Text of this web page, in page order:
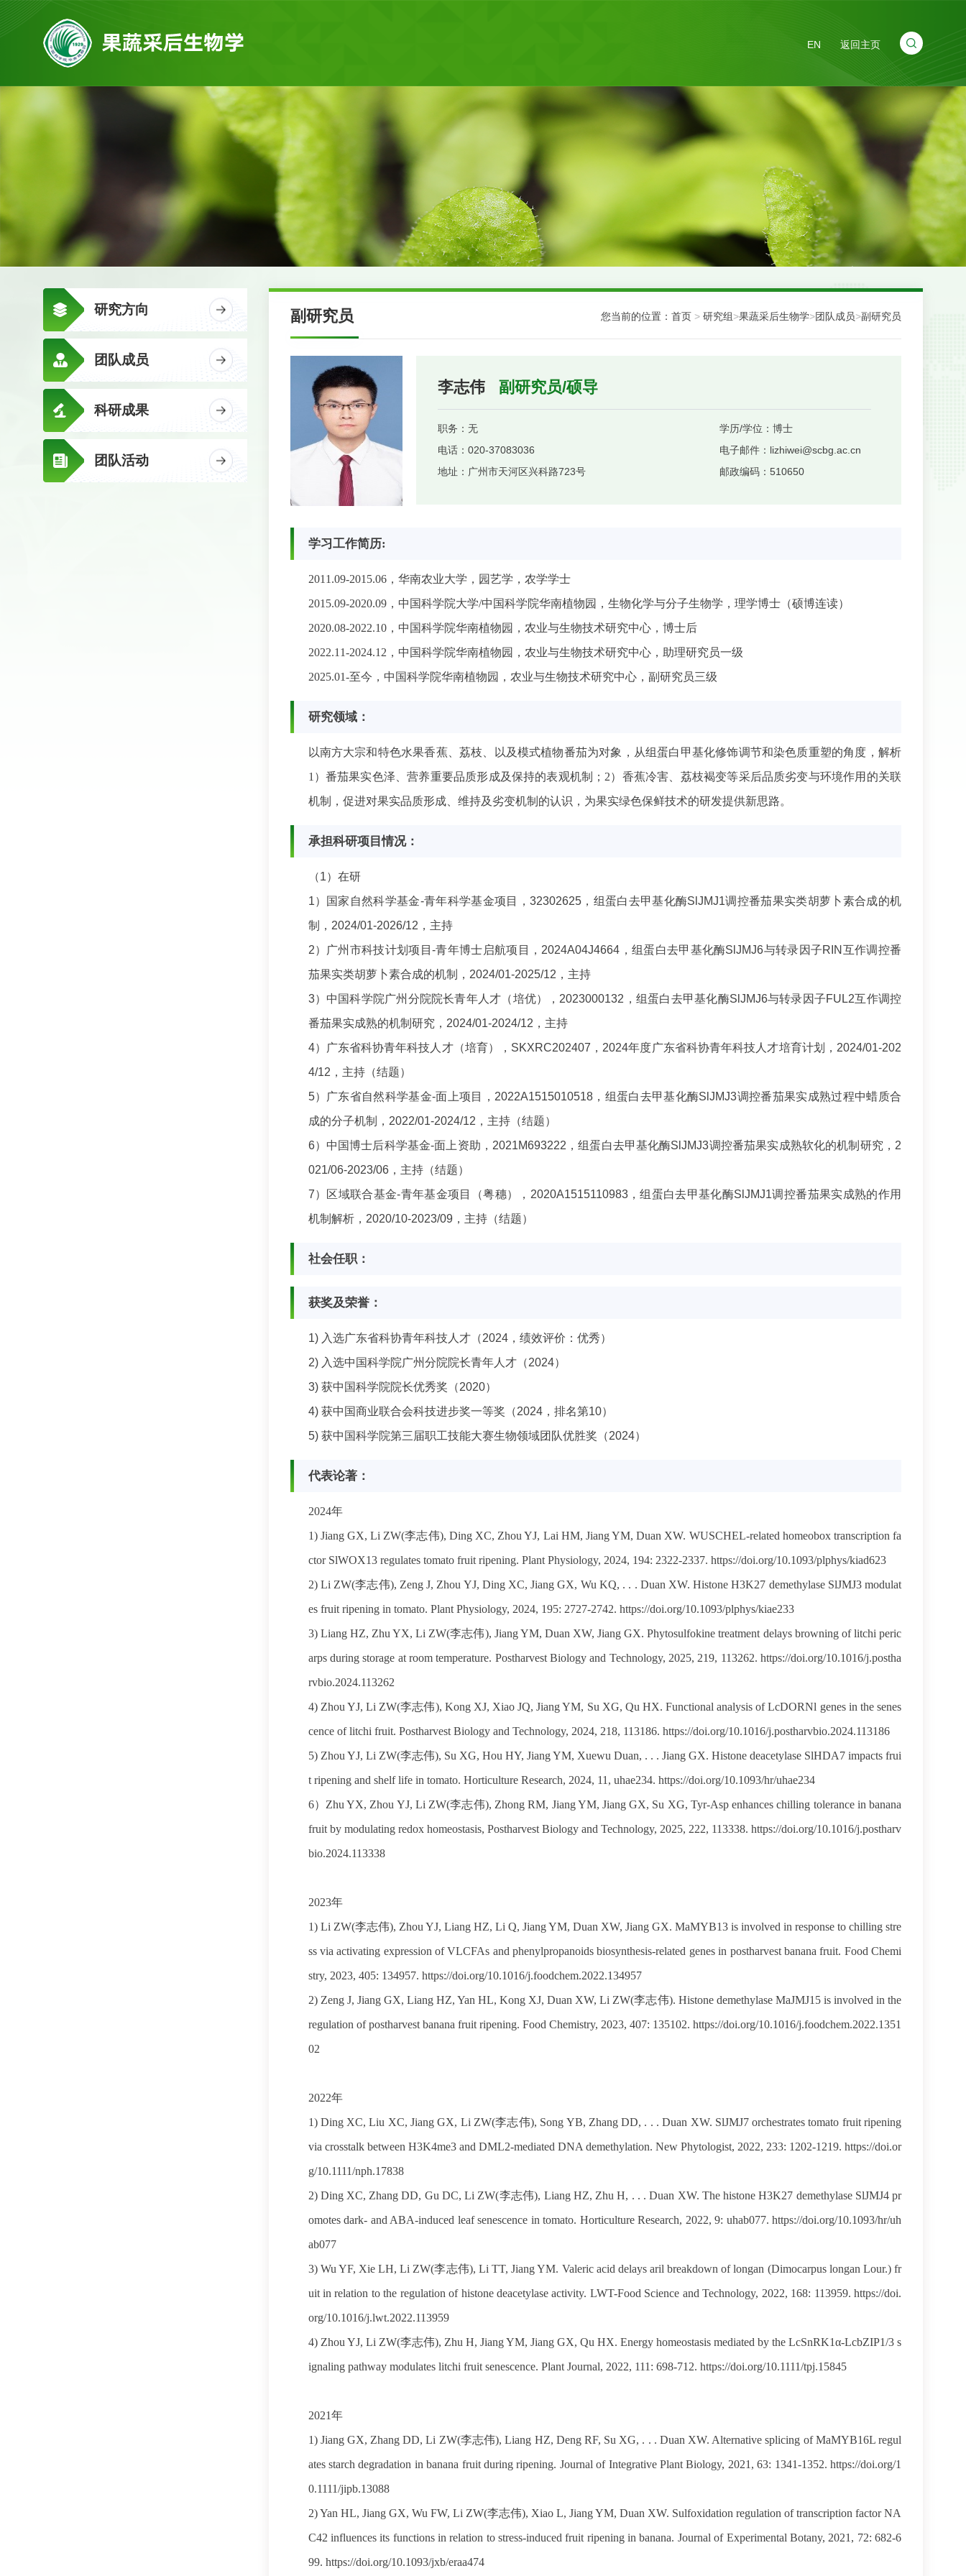
EN 返回主页
研究方向
团队成员
科研成果
团队活动
副研究员 您当前的位置： 首页 > 研究组>果蔬采后生物学>团队成员>副研究员
李志伟 副研究员/硕导
职务： 无
电话： 020-37083036
地址： 广州市天河区兴科路723号
学历/学位： 博士
电子邮件： lizhiwei@scbg.ac.cn
邮政编码： 510650
学习工作简历:
2011.09-2015.06，华南农业大学，园艺学，农学学士
2015.09-2020.09，中国科学院大学/中国科学院华南植物园，生物化学与分子生物学，理学博士（硕博连读）
2020.08-2022.10，中国科学院华南植物园，农业与生物技术研究中心，博士后
2022.11-2024.12 ，中国科学院华南植物园，农业与生物技术研究中心，助理研究员一级
2025.01-至今，中国科学院华南植物园，农业与生物技术研究中心，副研究员三级
研究领域：
以南方大宗和特色水果香蕉、荔枝、以及模式植物番茄为对象，从组蛋白甲基化修饰调节和染色质重塑的角度，解析
1 ）番茄果实色泽、营养重要品质形成及保持的表观机制； 2）香蕉冷害、荔枝褐变等采后品质劣变与环境作用的关联
机制，促进对果实品质形成、维持及劣变机制的认识，为果实绿色保鲜技术的研发提供新思路。
承担科研项目情况：
（1）在研
1）国家自然科学基金-青年科学基金项目，32302625，组蛋白去甲基化酶SlJMJ1调控番茄果实类胡萝卜素合成的机
制，2024/01-2026/12，主持
2）广州市科技计划项目-青年博士启航项目，2024A04J4664，组蛋白去甲基化酶SlJMJ6与转录因子RIN互作调控番
茄果实类胡萝卜素合成的机制，2024/01-2025/12，主持
3）中国科学院广州分院院长青年人才（培优），2023000132，组蛋白去甲基化酶SlJMJ6与转录因子FUL2互作调控
番茄果实成熟的机制研究，2024/01-2024/12，主持
4）广东省科协青年科技人才（培育），SKXRC202407，2024年度广东省科协青年科技人才培育计划，2024/01-202
4/12，主持（结题）
5）广东省自然科学基金-面上项目，2022A1515010518，组蛋白去甲基化酶SlJMJ3调控番茄果实成熟过程中蜡质合
成的分子机制，2022/01-2024/12，主持（结题）
6）中国博士后科学基金-面上资助，2021M693222，组蛋白去甲基化酶SlJMJ3调控番茄果实成熟软化的机制研究，2
021/06-2023/06，主持（结题）
7）区域联合基金-青年基金项目（粤穗），2020A1515110983，组蛋白去甲基化酶SlJMJ1调控番茄果实成熟的作用
机制解析，2020/10-2023/09，主持（结题）
社会任职：
获奖及荣誉：
1) 入选广东省科协青年科技人才（2024，绩效评价：优秀）
2) 入选中国科学院广州分院院长青年人才（2024）
3) 获中国科学院院长优秀奖（2020）
4) 获中国商业联合会科技进步奖一等奖（2024，排名第10）
5) 获中国科学院第三届职工技能大赛生物领域团队优胜奖（2024）
代表论著：
2024年
1) Jiang GX, Li ZW(李志伟), Ding XC, Zhou YJ, Lai HM, Jiang YM, Duan XW. WUSCHEL-related homeobox transcription fa
ctor SlWOX13 regulates tomato fruit ripening. Plant Physiology, 2024, 194: 2322-2337. https://doi.org/10.1093/plphys/kiad623
2) Li ZW(李志伟), Zeng J, Zhou YJ, Ding XC, Jiang GX, Wu KQ, . . . Duan XW. Histone H3K27 demethylase SlJMJ3 modulat
es fruit ripening in tomato. Plant Physiology, 2024, 195: 2727-2742. https://doi.org/10.1093/plphys/kiae233
3) Liang HZ, Zhu YX, Li ZW(李志伟), Jiang YM, Duan XW, Jiang GX. Phytosulfokine treatment delays browning of litchi peric
arps during storage at room temperature. Postharvest Biology and Technology, 2025, 219, 113262. https://doi.org/10.1016/j.postha
rvbio.2024.113262
4) Zhou YJ, Li ZW(李志伟), Kong XJ, Xiao JQ, Jiang YM, Su XG, Qu HX. Functional analysis of LcDORNl genes in the senes
cence of litchi fruit. Postharvest Biology and Technology, 2024, 218, 113186. https://doi.org/10.1016/j.postharvbio.2024.113186
5) Zhou YJ, Li ZW(李志伟), Su XG, Hou HY, Jiang YM, Xuewu Duan, . . . Jiang GX. Histone deacetylase SlHDA7 impacts frui
t ripening and shelf life in tomato. Horticulture Research, 2024, 11, uhae234. https://doi.org/10.1093/hr/uhae234
6）Zhu YX, Zhou YJ, Li ZW(李志伟), Zhong RM, Jiang YM, Jiang GX, Su XG, Tyr-Asp enhances chilling tolerance in banana
fruit by modulating redox homeostasis, Postharvest Biology and Technology, 2025, 222, 113338. https://doi.org/10.1016/j.postharv
bio.2024.113338
2023年
1) Li ZW(李志伟), Zhou YJ, Liang HZ, Li Q, Jiang YM, Duan XW, Jiang GX. MaMYB13 is involved in response to chilling stre
ss via activating expression of VLCFAs and phenylpropanoids biosynthesis-related genes in postharvest banana fruit. Food Chemi
stry, 2023, 405: 134957. https://doi.org/10.1016/j.foodchem.2022.134957
2) Zeng J, Jiang GX, Liang HZ, Yan HL, Kong XJ, Duan XW, Li ZW(李志伟). Histone demethylase MaJMJ15 is involved in the
regulation of postharvest banana fruit ripening. Food Chemistry, 2023, 407: 135102. https://doi.org/10.1016/j.foodchem.2022.1351
02
2022年
1) Ding XC, Liu XC, Jiang GX, Li ZW(李志伟), Song YB, Zhang DD, . . . Duan XW. SlJMJ7 orchestrates tomato fruit ripening
via crosstalk between H3K4me3 and DML2-mediated DNA demethylation. New Phytologist, 2022, 233: 1202-1219. https://doi.or
g/10.1111/nph.17838
2) Ding XC, Zhang DD, Gu DC, Li ZW(李志伟), Liang HZ, Zhu H, . . . Duan XW. The histone H3K27 demethylase SlJMJ4 pr
omotes dark- and ABA-induced leaf senescence in tomato. Horticulture Research, 2022, 9: uhab077. https://doi.org/10.1093/hr/uh
ab077
3) Wu YF, Xie LH, Li ZW(李志伟), Li TT, Jiang YM. Valeric acid delays aril breakdown of longan (Dimocarpus longan Lour.) fr
uit in relation to the regulation of histone deacetylase activity. LWT-Food Science and Technology, 2022, 168: 113959. https://doi.
org/10.1016/j.lwt.2022.113959
4) Zhou YJ, Li ZW(李志伟), Zhu H, Jiang YM, Jiang GX, Qu HX. Energy homeostasis mediated by the LcSnRK1α-LcbZIP1/3 s
ignaling pathway modulates litchi fruit senescence. Plant Journal, 2022, 111: 698-712. https://doi.org/10.1111/tpj.15845
2021年
1) Jiang GX, Zhang DD, Li ZW(李志伟), Liang HZ, Deng RF, Su XG, . . . Duan XW. Alternative splicing of MaMYB16L regul
ates starch degradation in banana fruit during ripening. Journal of Integrative Plant Biology, 2021, 63: 1341-1352. https://doi.org/1
0.1111/jipb.13088
2) Yan HL, Jiang GX, Wu FW, Li ZW(李志伟), Xiao L, Jiang YM, Duan XW. Sulfoxidation regulation of transcription factor NA
C42 influences its functions in relation to stress-induced fruit ripening in banana. Journal of Experimental Botany, 2021, 72: 682-6
99. https://doi.org/10.1093/jxb/eraa474